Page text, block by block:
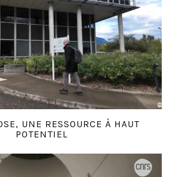
UNE RESSOURCE À HAUT
POTENTIEL